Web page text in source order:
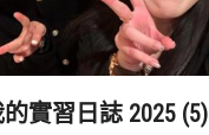
實習日誌 2025 (5)